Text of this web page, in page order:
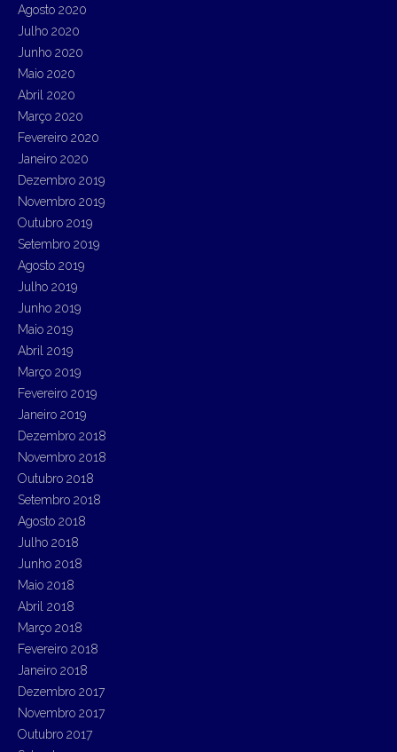
Agosto 2020
Julho 2020
Junho 2020
Maio 2020
Abril 2020
Março 2020
Fevereiro 2020
Janeiro 2020
Dezembro 2019
Novembro 2019
Outubro 2019
Setembro 2019
Agosto 2019
Julho 2019
Junho 2019
Maio 2019
Abril 2019
Março 2019
Fevereiro 2019
Janeiro 2019
Dezembro 2018
Novembro 2018
Outubro 2018
Setembro 2018
Agosto 2018
Julho 2018
Junho 2018
Maio 2018
Abril 2018
Março 2018
Fevereiro 2018
Janeiro 2018
Dezembro 2017
Novembro 2017
Outubro 2017